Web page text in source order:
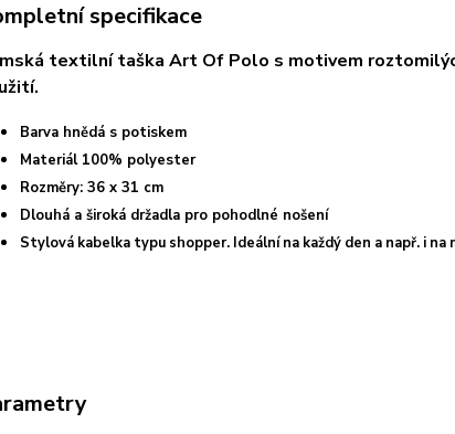
specifikace
textilní taška Art Of Polo s motivem
Barva hnědá s potiskem
Materiál 100% polyester
Rozměry: 36 x 31 cm
Dlouhá a široká držadla pro pohodlné nošení
Stylová kabelka typu shopper. Ideální na každý den a např. i